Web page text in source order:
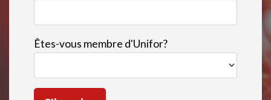
Êtes-vous membre d'Unifor?